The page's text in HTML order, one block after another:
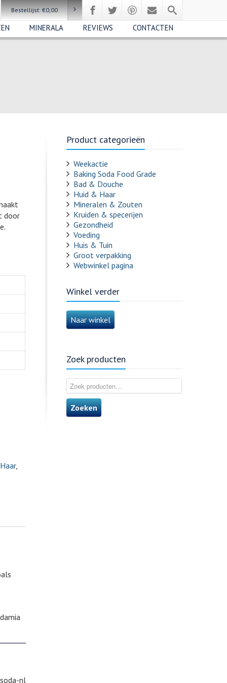
Bestellijst:€0,00
MINERALA REVIEWS CONTACTEN
door
,
Product categorieën
Weekactie
Baking Soda Food Grade
Bad & Douche
Huid & Haar
Mineralen & Zouten
Kruiden & specerijen
Gezondheid
Voeding
Huis & Tuin
Groot verpakking
Webwinkel pagina
Winkel verder
Naar winkel
Zoek producten
Zoeken